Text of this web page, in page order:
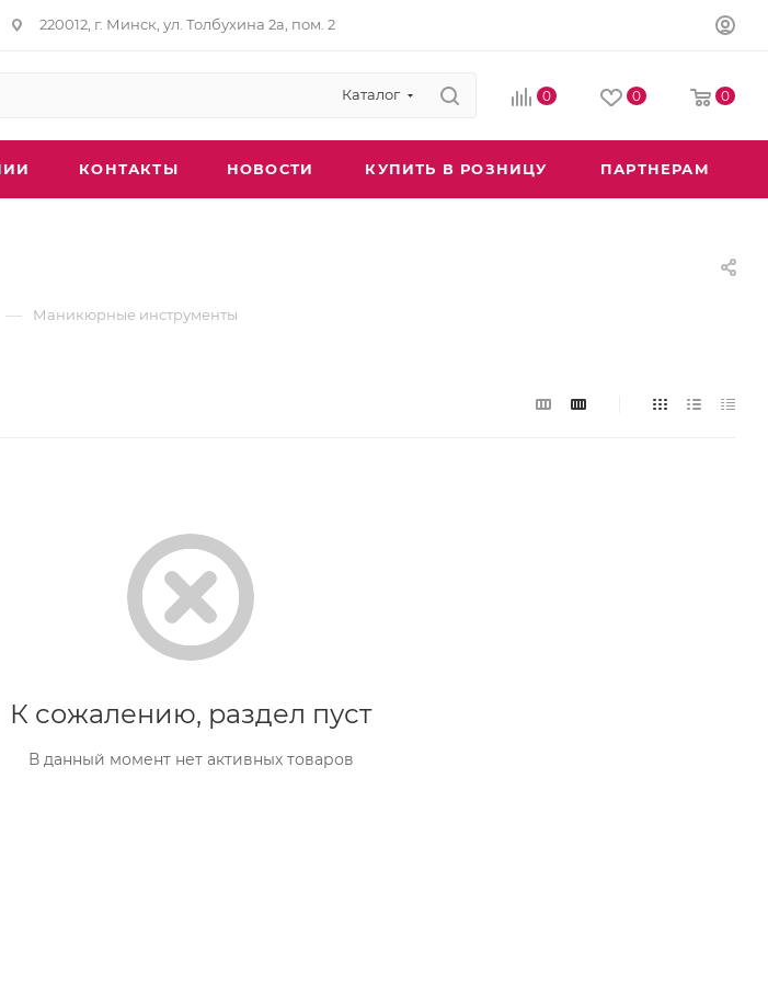
220012, г. Минск, ул. Толбухина 2а, пом. 2
Каталог 0 0 0
КОНТАКТЫ НОВОСТИ КУПИТЬ В РОЗНИЦУ ПАРТНЕРАМ
— Маникюрные инструменты
К сожалению, раздел пуст
В данный момент нет активных товаров